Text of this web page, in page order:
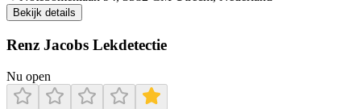
Bekijk details
Renz Jacobs Lekdetectie
Nu open